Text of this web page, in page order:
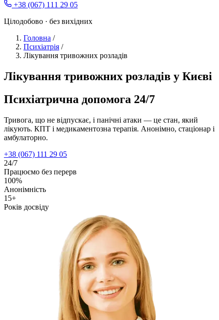
+38 (067) 111 29 05
Цілодобово · без вихідних
Головна /
Психіатрія /
Лікування тривожних розладів
Лікування тривожних розладів у Києві
Психіатрична допомога 24/7
Тривога, що не відпускає, і панічні атаки — це стан, який
лікують. КПТ і медикаментозна терапія. Анонімно, стаціонар і
амбулаторно.
+38 (067) 111 29 05
24/7
Працюємо без перерв
100%
Анонімність
15+
Років досвіду